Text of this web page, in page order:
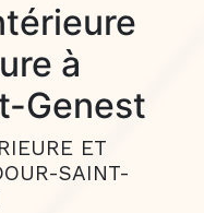
à
Genest
ET
SAINT-